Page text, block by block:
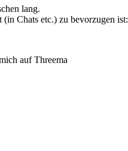
lang.
Chats etc.) zu bevorzugen ist:
auf Threema